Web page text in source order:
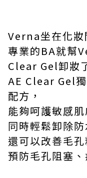
Verna坐在化妝
專業的BA就幫
Clear Gel卸妝
AE Clear Gel
配方，
能夠呵護敏感肌
同時輕鬆卸除防
還可以改善毛
預防毛孔阻塞